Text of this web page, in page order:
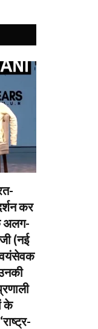
कर
अलग-
(नई
के